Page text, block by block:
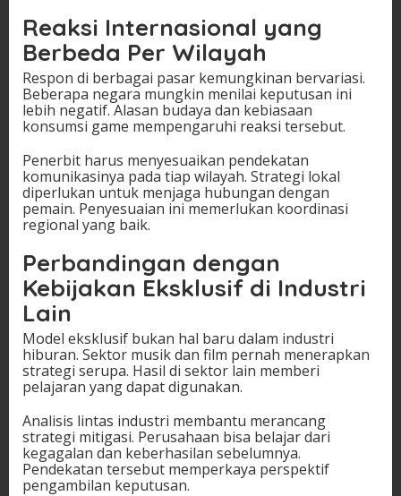
Reaksi Internasional yang
Berbeda Per Wilayah
Respon di berbagai pasar kemungkinan bervariasi.
Beberapa negara mungkin menilai keputusan ini
lebih negatif. Alasan budaya dan kebiasaan
konsumsi game mempengaruhi reaksi tersebut.
Penerbit harus menyesuaikan pendekatan
komunikasinya pada tiap wilayah. Strategi lokal
diperlukan untuk menjaga hubungan dengan
pemain. Penyesuaian ini memerlukan koordinasi
regional yang baik.
Perbandingan dengan
Kebijakan Eksklusif di Industri
Lain
Model eksklusif bukan hal baru dalam industri
hiburan. Sektor musik dan film pernah menerapkan
strategi serupa. Hasil di sektor lain memberi
pelajaran yang dapat digunakan.
Analisis lintas industri membantu merancang
strategi mitigasi. Perusahaan bisa belajar dari
kegagalan dan keberhasilan sebelumnya.
Pendekatan tersebut memperkaya perspektif
pengambilan keputusan.